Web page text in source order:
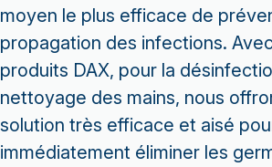
moyen le plus efficace de
propagation des infections.
produits DAX, pour la
nettoyage des mains, nous
solution très efficace et aisé
immédiatement éliminer les